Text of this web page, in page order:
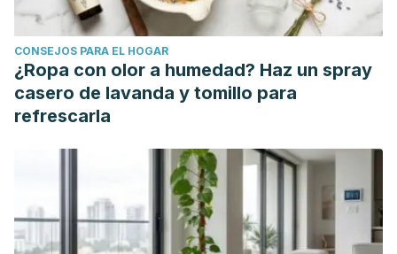
Antimicrobial activity of apple cider vinegar against
Escherichia coli, Staphylococcus aureus and Candida
albicans; downregulating cytokine and microbial protein
expression. doi: 10.1038/s41598-017-18618-x
Asian Pac J Trop Biomed. 2011 Apr; 1(2): 154–160. Honey: its
10.1016/S2221-1691(11)60016-6
Iran J Microbiol. 2015 Jun; 7(3): 173–177. The antibacterial
effect of sage extract (Salvia officinalis) mouthwash against
Streptococcus mutans in dental plaque: a randomized
CONSEJOS PARA EL HOGAR
¿Ropa con olor a humedad? Haz un spray
casero de lavanda y tomillo para
refrescarla